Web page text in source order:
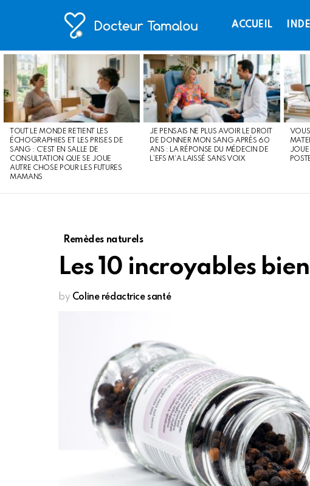
ACCUEIL
LATEST
STORIES
TOUT LE MONDE RETIENT LES
ÉCHOGRAPHIES ET LES PRISES DE
SANG : C’EST EN SALLE DE
CONSULTATION QUE SE JOUE
AUTRE CHOSE POUR LES FUTURES
MAMANS
JE PENSAIS NE PLUS AVOIR LE DROIT
DE DONNER MON SANG APRÈS 60
ANS : LA RÉPONSE DU MÉDECIN DE
L’EFS M’A LAISSÉ SANS VOIX
JOUE
Remèdes naturels
Les 10 incroyables
by Coline rédactrice santé